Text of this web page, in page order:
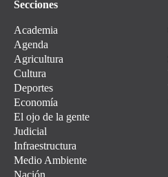
Secciones
Academia
Agenda
Agricultura
Cultura
Deportes
Economía
El ojo de la gente
Judicial
Infraestructura
Medio Ambiente